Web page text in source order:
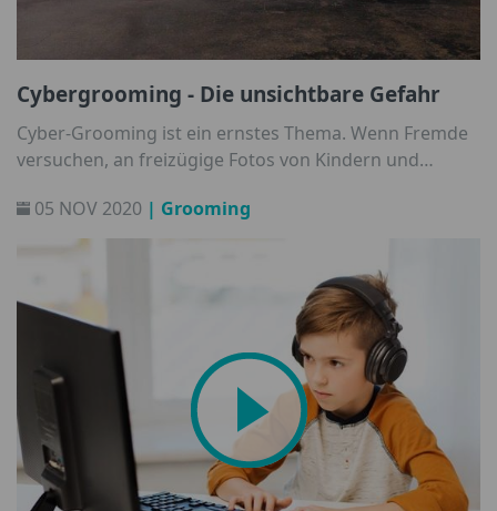
Cybergrooming - Die unsichtbare Gefahr
Cyber-Grooming ist ein ernstes Thema. Wenn Fremde
versuchen, an freizügige Fotos von Kindern und
05 NOV 2020 | Grooming